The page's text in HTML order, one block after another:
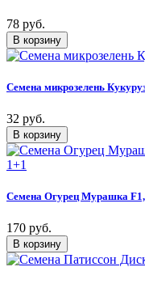
78 руб.
Семена микрозелень
32 руб.
Семена Огурец Мурашка
170 руб.